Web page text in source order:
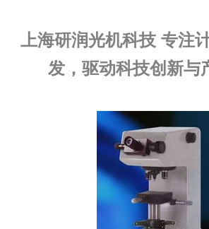
上海研润光机科技 专注
发，驱动科技创新与